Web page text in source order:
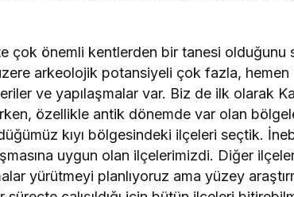
çok önemli kentlerden bir tanesi olduğunu
arkeolojik potansiyeli çok fazla,
ve yapılaşmalar var. Biz de ilk olarak
özellikle antik dönemde var olan
kıyı bölgesindeki ilçeleri seçtik.
uygun olan ilçelerimizdi. Diğer
yürütmeyi planlıyoruz ama yüzey